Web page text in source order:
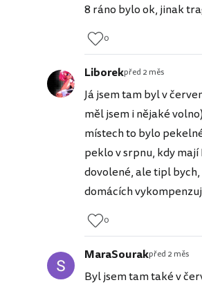
8 ráno bylo ok, jinak
0
Liborekpřed 2 měs
Já jsem tam byl v
měl jsem i nějaké
místech to bylo
peklo v srpnu, kdy
dovolené, ale tipl
domácích
0
MaraSourakpřed 2 měs
Byl jsem tam také v